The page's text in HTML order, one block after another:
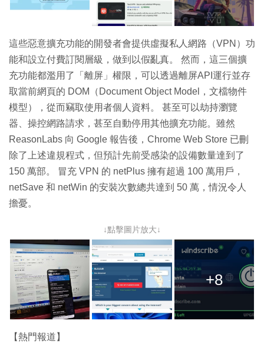
這些惡意擴充功能的開發者會提供虛擬私人網路（VPN）功
能和設立付費訂閱層級，做到以假亂真。 然而，這三個擴
充功能都濫用了「離屏」權限，可以透過離屏API運行並存
取當前網頁的 DOM（Document Object Model，文檔物件
模型），從而竊取使用者個人資料。 甚至可以劫持瀏覽
器、操控網路請求，甚至自動停用其他擴充功能。雖然
ReasonLabs 向 Google 報告後，Chrome Web Store 已刪
除了上述違規程式，但預計先前受感染的設備數量達到了
150 萬部。 冒充 VPN 的 netPlus 擁有超過 100 萬用戶，
netSave 和 netWin 的安裝次數總共達到 50 萬，情況令人
擔憂。
↓點擊圖片放大↓
+8
【熱門報道】